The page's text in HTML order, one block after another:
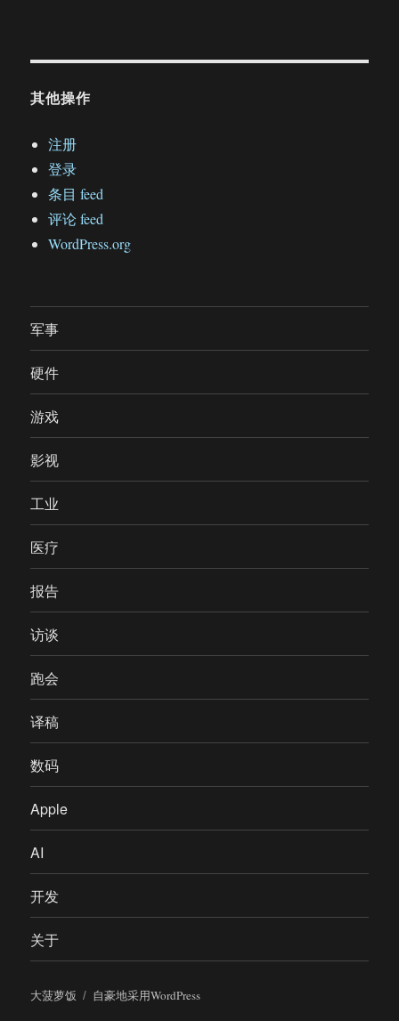
其他操作
注册
登录
条目 feed
评论 feed
WordPress.org
军事
硬件
游戏
影视
工业
医疗
报告
访谈
跑会
译稿
数码
Apple
AI
开发
关于
大菠萝饭 自豪地采用WordPress